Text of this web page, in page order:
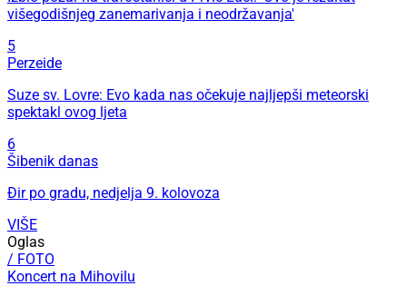
višegodišnjeg zanemarivanja i neodržavanja'
5
Perzeide
Suze sv. Lovre: Evo kada nas očekuje najljepši meteorski
spektakl ovog ljeta
6
Šibenik danas
Đir po gradu, nedjelja 9. kolovoza
VIŠE
Oglas
/ FOTO
Koncert na Mihovilu